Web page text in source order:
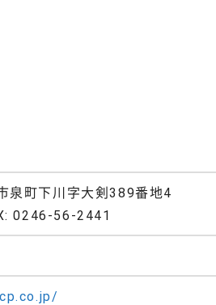
町下川字大剣389番地4
0246-56-2441